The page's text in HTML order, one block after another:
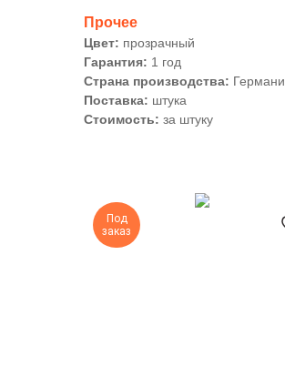
Прочее
Цвет: прозрачный
Гарантия: 1 год
Страна производства:
Поставка: штука
Стоимость: за штуку
Под
заказ